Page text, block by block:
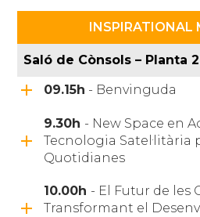
INSPIRATIONAL
Saló de Cònsols – Planta 2
09.15h - Benvinguda
9.30h - New Space en
Tecnologia Satel·litària
Quotidianes
10.00h - El Futur de les
Transformant el